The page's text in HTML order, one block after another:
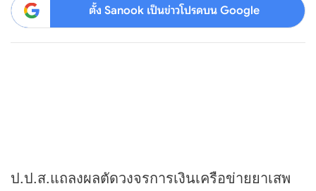
ตั้ง Sanook เป็นข่าวโปรดบน Google
ป.ป.ส.แถลงผลตัดวงจรการเงินเครือข่ายยาเสพ